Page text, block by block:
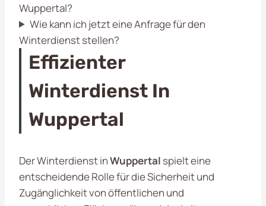
Wuppertal?
Wie kann ich jetzt eine Anfrage für den
Winterdienst stellen?
Effizienter
Winterdienst In
Wuppertal
Der Winterdienst inWuppertal spielt eine
entscheidende Rolle für die Sicherheit und
Zugänglichkeit von öffentlichen und